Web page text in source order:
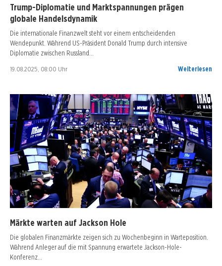
Trump-Diplomatie und Marktspannungen prägen
globale Handelsdynamik
Die internationale Finanzwelt steht vor einem entscheidenden
Wendepunkt. Während US-Präsident Donald Trump durch intensive
Diplomatie zwischen Russland…
19.08.2025, 08:00 Uhr Weiterlesen
Märkte warten auf Jackson Hole
Die globalen Finanzmärkte zeigen sich zu Wochenbeginn in Warteposition.
Während Anleger auf die mit Spannung erwartete Jackson-Hole-
Konferenz…